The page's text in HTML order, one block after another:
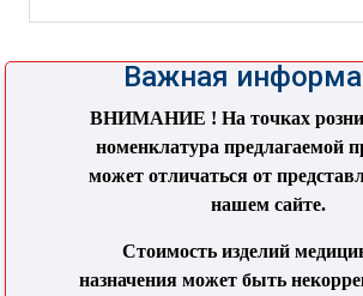
Важная
ВНИМАНИЕ ! На точках
номенклатура предлагаемой
может отличаться от
нашем сайте.
Стоимость изделий
назначения может быть